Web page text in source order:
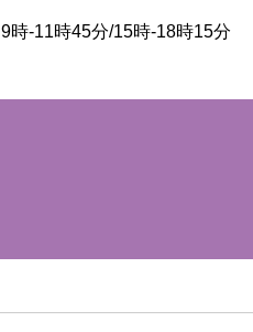
9時-11時45分/15時-18時15分